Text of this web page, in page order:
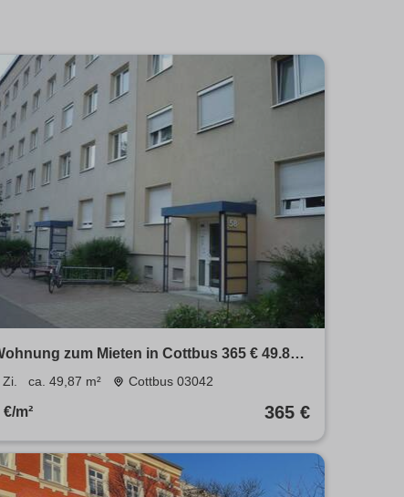
zum Mieten in Cottbus 365 € 49.87
ca. 49,87 m² Cottbus 03042
€/m² 365 €